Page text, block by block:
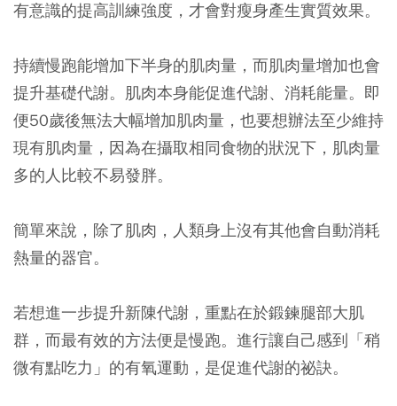
有意識的提高訓練強度，才會對瘦身產生實質效果。
持續慢跑能增加下半身的肌肉量，而肌肉量增加也會
提升基礎代謝。肌肉本身能促進代謝、消耗能量。即
便50歲後無法大幅增加肌肉量，也要想辦法至少維持
現有肌肉量，因為在攝取相同食物的狀況下，肌肉量
多的人比較不易發胖。
簡單來說，除了肌肉，人類身上沒有其他會自動消耗
熱量的器官。
若想進一步提升新陳代謝，重點在於鍛鍊腿部大肌
群，而最有效的方法便是慢跑。進行讓自己感到「稍
微有點吃力」的有氧運動，是促進代謝的祕訣。